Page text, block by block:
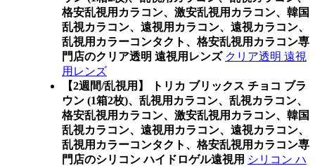
格安乱視用カラコン、激安乱視用カラコン、韓国
乱視カラコン、遠視用カラコン、遠視カラコン、
乱視用カラーコンタクト、格安乱視用カラコン専
門店のクリア透明 遠視用レンズ クリア透明 遠視
用レンズ
【2週間/乱視用】 トリカ ブリックス チョコ ブラ
ウン (1箱2枚)、乱視用カラコン、乱視カラコン、
格安乱視用カラコン、激安乱視用カラコン、韓国
乱視カラコン、遠視用カラコン、遠視カラコン、
乱視用カラーコンタクト、格安乱視用カラコン専
門店のシリコン ハイドロゲル遠視用 シリコン ハ